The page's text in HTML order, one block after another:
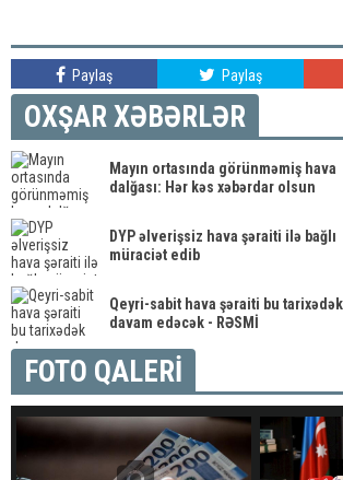
Paylaş Paylaş
OXŞAR XƏBƏRLƏR
Mayın ortasında görünməmiş hava
dalğası: Hər kəs xəbərdar olsun
DYP əlverişsiz hava şəraiti ilə bağlı
müraciət edib
Qeyri-sabit hava şəraiti bu tarixədək
davam edəcək - RƏSMİ
FOTO QALERİ